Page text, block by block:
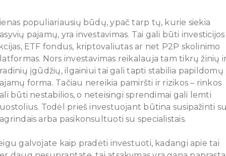
populiariausių būdų, ypač tarp tų, kurie siekia
pajamų, yra investavimas. Tai gali būti
ETF fondus, kriptovaliutas ar net P2P skolinimo
Nors investavimas reikalauja tam tikrų žinių
įgūdžių, ilgainiui tai gali tapti stabilia papildomų
forma. Tačiau nereikia pamiršti ir rizikos – rinkos
būti nestabilios, o neteisingi sprendimai gali lemti
Todėl prieš investuojant būtina susipažinti
arba pasikonsultuoti su specialistais.
galvojate kaip pradėti investuoti, kadangi apie tai